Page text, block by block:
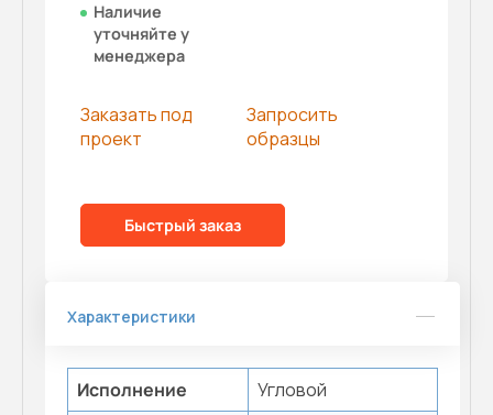
Наличие
уточняйте у
менеджера
Заказать под
проект
Запросить
образцы
Быстрый заказ
Характеристики
Исполнение
Угловой